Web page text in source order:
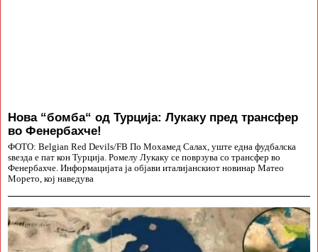
Нова “бомба“ од Турција: Лукаку пред трансфер
во Фенербахче!
ФОТО: Belgian Red Devils/FB По Мохамед Салах, уште една фудбалска
ѕвезда е пат кон Турција. Ромелу Лукаку се поврзува со трансфер во
Фенербахче. Информацијата ја објави италијанскиот новинар Матео
Морето, кој наведува